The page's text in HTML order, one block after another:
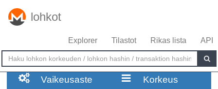
lohkot
Explorer Tilastot Rikas lista API
Vaikeusaste Korkeus